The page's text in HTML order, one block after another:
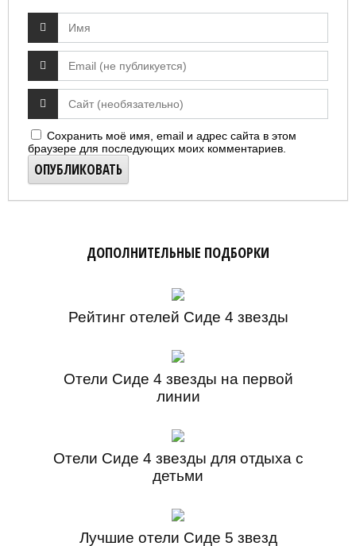
Сохранить моё имя, email и адрес сайта в этом
браузере для последующих моих комментариев.
ДОПОЛНИТЕЛЬНЫЕ ПОДБОРКИ
Рейтинг отелей Сиде 4 звезды
Отели Сиде 4 звезды на первой
линии
Отели Сиде 4 звезды для отдыха с
детьми
Лучшие отели Сиде 5 звезд